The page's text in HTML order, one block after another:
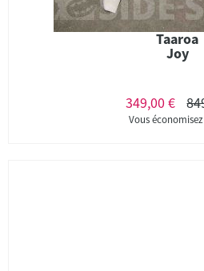
Taaroa
Joy
349,00 €
Vous économisez